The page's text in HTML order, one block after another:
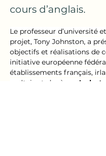
cours d’anglais.
Le professeur d’université
projet, Tony Johnston, a
objectifs et réalisations de
initiative européenne
établissements français,
maltais et slovènes. Le but :